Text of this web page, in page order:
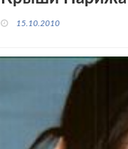
15.10.2010